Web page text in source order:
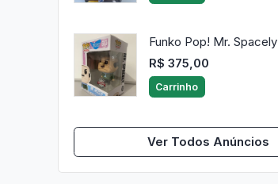
Funko Pop! Mr. Spacely
R$ 375,00
Carrinho
Ver Todos Anúncios